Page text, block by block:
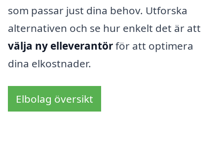
som passar just dina behov. Utforska
alternativen och se hur enkelt det är att
välja ny elleverantörför att optimera
dina elkostnader.
Elbolag översikt